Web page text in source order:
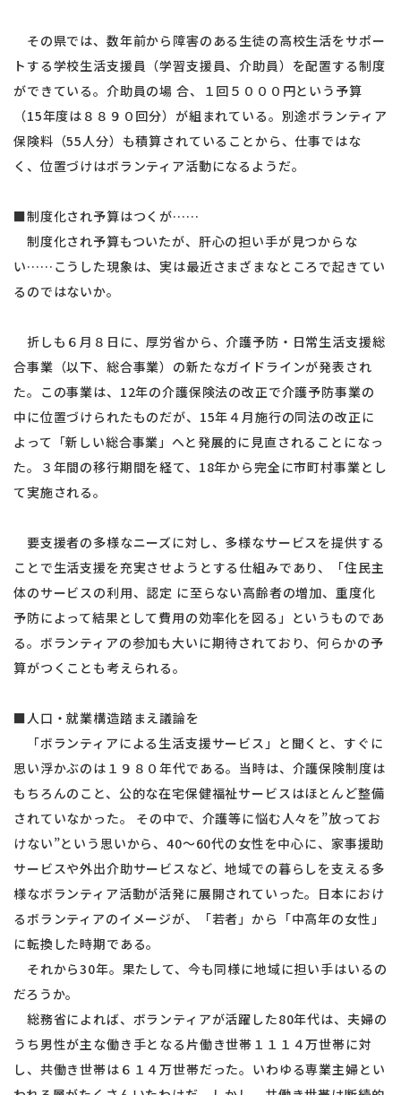
その県では、数年前から障害のある生徒の高校生活をサポー
トする学校生活支援員（学習支援員、介助員）を配置する制度
ができている。介助員の場 合、１回５０００円という予算
（15年度は８８９０回分）が組まれている。別途ボランティア
保険料（55人分）も積算されていることから、仕事ではな
く、位置づけはボランティア活動になるようだ。
■制度化され予算はつくが……
制度化され予算もついたが、肝心の担い手が見つからな
い……こうした現象は、実は最近さまざまなところで起きてい
るのではないか。
折しも６月８日に、厚労省から、介護予防・日常生活支援総
合事業（以下、総合事業）の新たなガイドラインが発表され
た。この事業は、12年の介護保険法の改正で介護予防事業の
中に位置づけられたものだが、15年４月施行の同法の改正に
よって「新しい総合事業」へと発展的に見直されることになっ
た。３年間の移行期間を経て、18年から完全に市町村事業とし
て実施される。
要支援者の多様なニーズに対し、多様なサービスを提供する
ことで生活支援を充実させようとする仕組みであり、「住民主
体のサービスの利用、認定 に至らない高齢者の増加、重度化
予防によって結果として費用の効率化を図る」というものであ
る。ボランティアの参加も大いに期待されており、何らかの予
算がつくことも考えられる。
■人口・就業構造踏まえ議論を
「ボランティアによる生活支援サービス」と聞くと、すぐに
思い浮かぶのは１９８０年代である。当時は、介護保険制度は
もちろんのこと、公的な在宅保健福祉サービスはほとんど整備
されていなかった。 その中で、介護等に悩む人々を”放ってお
けない”という思いから、40～60代の女性を中心に、家事援助
サービスや外出介助サービスなど、地域での暮らしを支える多
様なボランティア活動が活発に展開されていった。日本におけ
るボランティアのイメージが、「若者」から「中高年の女性」
に転換した時期である。
それから30年。果たして、今も同様に地域に担い手はいるの
だろうか。
総務省によれば、ボランティアが活躍した80年代は、夫婦の
うち男性が主な働き手となる片働き世帯１１１４万世帯に対
し、共働き世帯は６１４万世帯だった。いわゆる専業主婦とい